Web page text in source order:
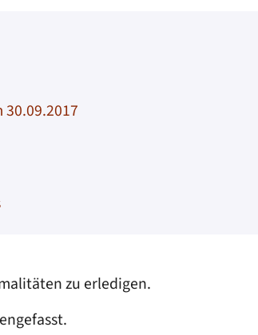
zu erledigen.